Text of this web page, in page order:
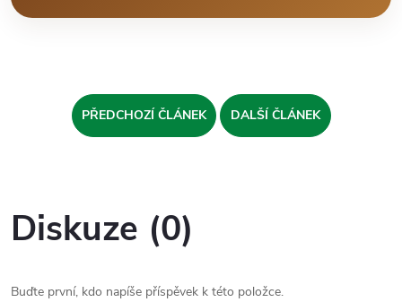
PŘEDCHOZÍ ČLÁNEK DALŠÍ ČLÁNEK
Diskuze (0)
Buďte první, kdo napíše příspěvek k této položce.